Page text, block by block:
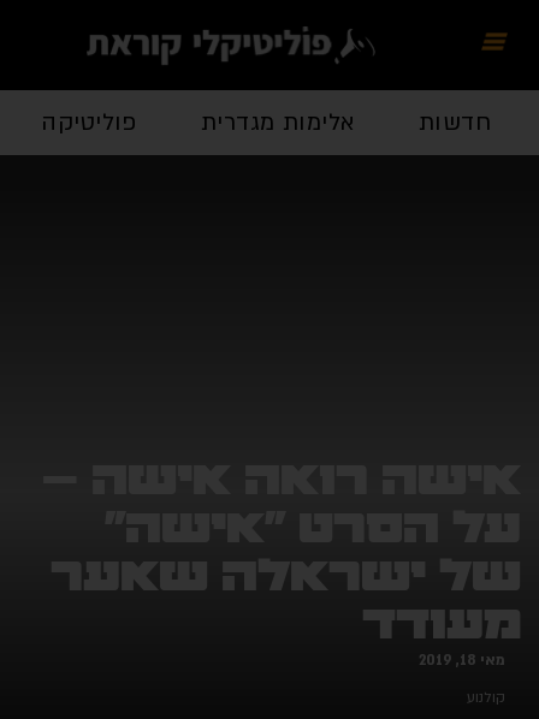
חדשות אלימות מגדרית פוליטיקה
של ישראלה שאער
מעודד
מאי 18, 2019
קולנוע